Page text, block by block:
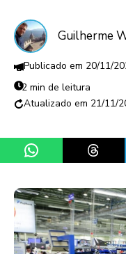
Guilherme
20/11/
2 min de leitura
21/11/
Share on WhatsApp